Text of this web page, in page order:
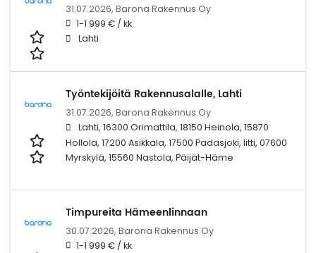
31.07.2026, Barona Rakennus Oy
1-1 999 € / kk
Lahti
Työntekijöitä Rakennusalalle, Lahti
31.07.2026, Barona Rakennus Oy
Lahti, 16300 Orimattila, 18150 Heinola, 15870
Hollola, 17200 Asikkala, 17500 Padasjoki, Iitti, 07600
Myrskylä, 15560 Nastola, Päijät-Häme
Timpureita Hämeenlinnaan
30.07.2026, Barona Rakennus Oy
1-1 999 € / kk